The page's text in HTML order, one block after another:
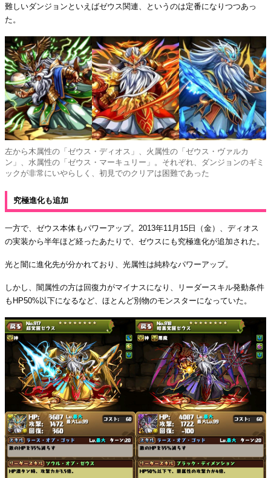
難しいダンジョンといえばゼウス関連、というのは定番になりつつあっ
た。
左から木属性の「ゼウス・ディオス」、火属性の「ゼウス・ヴァルカ
ン」、水属性の「ゼウス・マーキュリー」。それぞれ、ダンジョンのギミ
ックが非常にいやらしく、初見でのクリアは困難であった
究極進化も追加
一方で、ゼウス本体もパワーアップ。2013年11月15日（金）、ディオス
の実装から半年ほど経ったあたりで、ゼウスにも究極進化が追加された。
光と闇に進化先が分かれており、光属性は純粋なパワーアップ。
しかし、闇属性の方は回復力がマイナスになり、リーダースキル発動条件
もHP50%以下になるなど、ほとんど別物のモンスターになっていた。